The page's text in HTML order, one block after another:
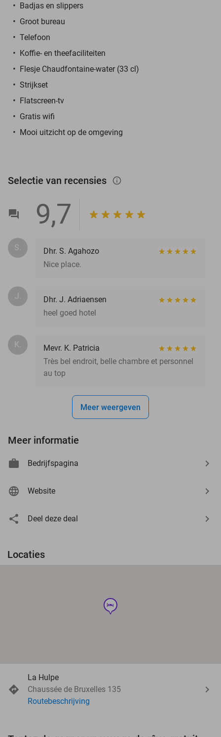
Badjas en slippers
Groot bureau
Telefoon
Koffie- en theefaciliteiten
Flesje Chaudfontaine-water (33 cl)
Strijkset
Flatscreen-tv
Gratis wifi
Mooi uitzicht op de omgeving
Selectie van recensies info_outlined
9,7
S.
Dhr. S. Agahozo
Nice place.
J.
Dhr. J. Adriaensen
heel goed hotel
K.
Mevr. K. Patricia
Très bel endroit, belle chambre et personnel
au top
Meer weergeven
Meer informatie
Bedrijfspagina
Website
Deel deze deal
Locaties
hotel
La Hulpe
Chaussée de Bruxelles 135
Routebeschrijving